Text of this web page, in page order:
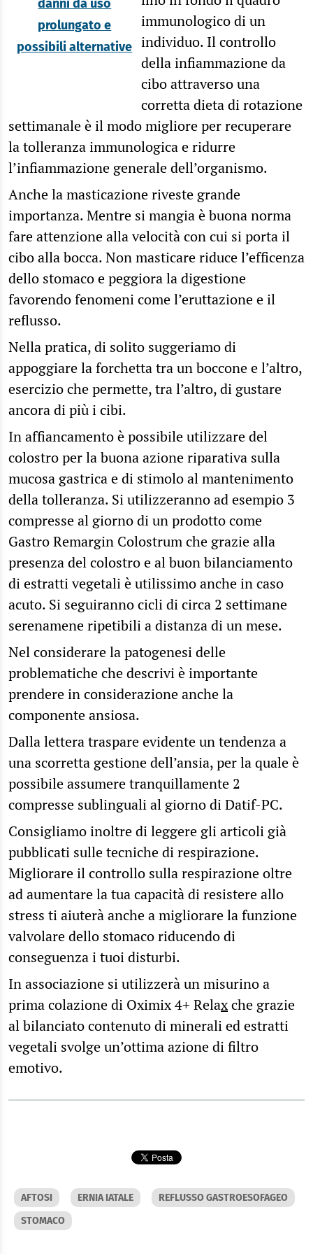
danni da uso
prolungato e
possibili alternative
immunologico di un
individuo. Il controllo
della infiammazione da
cibo attraverso una
corretta dieta di rotazione
settimanale è il modo migliore per recuperare
la tolleranza immunologica e ridurre
l’infiammazione generale dell’organismo.
Anche la masticazione riveste grande
importanza. Mentre si mangia è buona norma
fare attenzione alla velocità con cui si porta il
cibo alla bocca. Non masticare riduce l’efficenza
dello stomaco e peggiora la digestione
favorendo fenomeni come l’eruttazione e il
reflusso.
Nella pratica, di solito suggeriamo di
appoggiare la forchetta tra un boccone e l’altro,
esercizio che permette, tra l’altro, di gustare
ancora di più i cibi.
In affiancamento è possibile utilizzare del
colostro per la buona azione riparativa sulla
mucosa gastrica e di stimolo al mantenimento
della tolleranza. Si utilizzeranno ad esempio 3
compresse al giorno di un prodotto come
Gastro Remargin Colostrum che grazie alla
presenza del colostro e al buon bilanciamento
di estratti vegetali è utilissimo anche in caso
acuto. Si seguiranno cicli di circa 2 settimane
serenamene ripetibili a distanza di un mese.
Nel considerare la patogenesi delle
problematiche che descrivi è importante
prendere in considerazione anche la
componente ansiosa.
Dalla lettera traspare evidente un tendenza a
una scorretta gestione dell’ansia, per la quale è
possibile assumere tranquillamente 2
compresse sublinguali al giorno di Datif-PC.
Consigliamo inoltre di leggere gli articoli già
pubblicati sulle tecniche di respirazione.
Migliorare il controllo sulla respirazione oltre
ad aumentare la tua capacità di resistere allo
stress ti aiuterà anche a migliorare la funzione
valvolare dello stomaco riducendo di
conseguenza i tuoi disturbi.
In associazione si utilizzerà un misurino a
prima colazione di Oximix 4+ Relaxche grazie
al bilanciato contenuto di minerali ed estratti
vegetali svolge un’ottima azione di filtro
emotivo.
AFTOSI ERNIA IATALE
REFLUSSO GASTROESOFAGEO
STOMACO